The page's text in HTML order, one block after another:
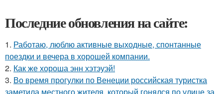
Последние обновления на сайте:
1. Работаю, люблю активные выходные, спонтанные
поездки и вечера в хорошей компании.
2. Как же хороша энн хэтэуэй!
3. Во время прогулки по Венеции российская туристка
заметила местного жителя, который гонялся по улице за